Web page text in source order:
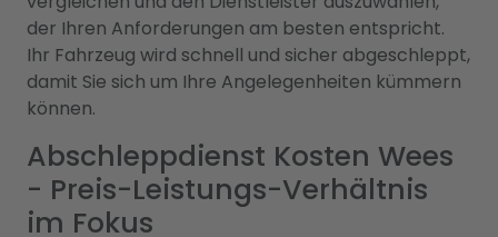
der Ihren Anforderungen am besten entspricht.
Ihr Fahrzeug wird schnell und sicher abgeschleppt,
damit Sie sich um Ihre Angelegenheiten kümmern
können.
Abschleppdienst Kosten Wees
- Preis-Leistungs-Verhältnis
im Fokus